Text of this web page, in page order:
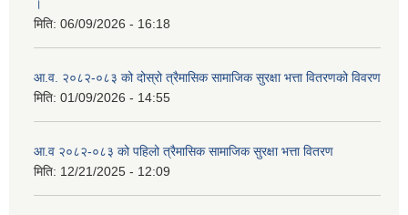
।
मिति: 06/09/2026 - 16:18
आ.व. २०८२-०८३ को दोस्रो त्रैमासिक सामाजिक सुरक्षा भत्ता वितरणको विवरण
मिति: 01/09/2026 - 14:55
आ.व २०८२-०८३ को पहिलो त्रैमासिक सामाजिक सुरक्षा भत्ता वितरण
मिति: 12/21/2025 - 12:09